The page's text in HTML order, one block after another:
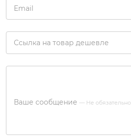
Email
Ссылка на товар дешевле
Ваше сообщение — Не обязательно